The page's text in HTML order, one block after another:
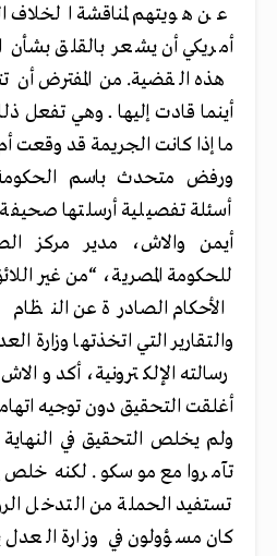
عن هويتهم لمناقشة الخلاف
أمريكي أن يشعر بالقلق بشأن
هذه القضية. من المفترض أن
أينما قادت إليها ــ وهي تفعل
ما إذا كانت الجريمة قد وقعت
ورفض متحدث باسم الحكومة
أسئلة تفصيلية أرسلتها
أيمن والاش، مدير مركز
للحكومة المصرية، “من غير
الأحكام الصادرة عن النظام
والتقارير التي اتخذتها وزارة
رسالته الإلكترونية، أكد
أغلقت التحقيق دون توجيه
ولم يخلص التحقيق في
تآمروا مع موسكو. لكنه خلص
تستفيد الحملة من التدخل
كان مسؤولون في وزارة